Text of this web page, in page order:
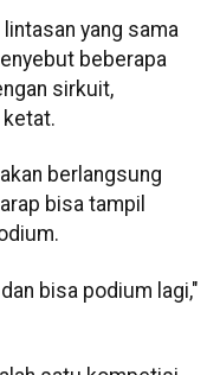
yang sama
beberapa
sirkuit,
berlangsung
bisa tampil
bisa podium lagi,"